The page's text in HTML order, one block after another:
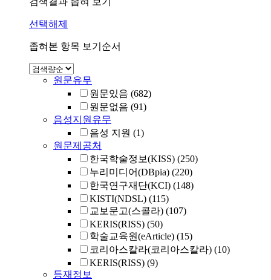
선택해제
좁혀본 항목 보기순서
원문유무
원문있음 (682)
원문없음 (91)
음성지원유무
음성 지원 (1)
원문제공처
한국학술정보(KISS) (250)
누리미디어(DBpia) (220)
한국연구재단(KCI) (148)
KISTI(NDSL) (115)
교보문고(스콜라) (107)
KERIS(RISS) (50)
학술교육원(eArticle) (15)
코리아스칼라(코리아스칼라) (10)
KERIS(RISS) (9)
등재정보